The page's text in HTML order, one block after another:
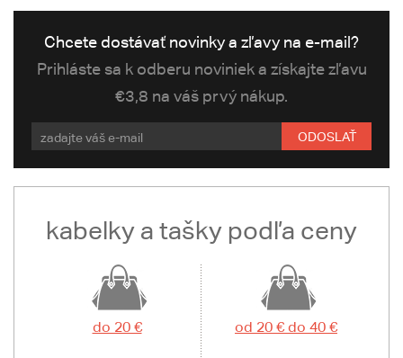
Chcete dostávať novinky a zľavy na e-mail?
Prihláste sa k odberu noviniek a získajte zľavu
€3,8 na váš prvý nákup.
ODOSLAŤ
kabelky a tašky podľa ceny
do 20 € od 20 € do 40 €